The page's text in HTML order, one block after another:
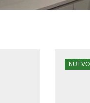
NUEVO